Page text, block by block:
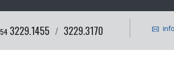
54 3229.1455 / 3229.3170